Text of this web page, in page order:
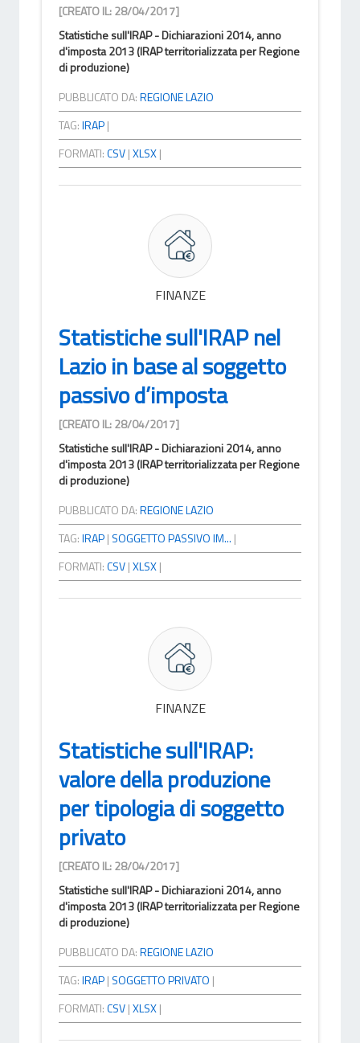
[CREATO IL: 28/04/2017]
Statistiche sull'IRAP - Dichiarazioni 2014, anno
d'imposta 2013 (IRAP territorializzata per Regione
di produzione)
PUBBLICATO DA:REGIONE LAZIO
TAG:IRAP|
FORMATI:CSV|XLSX|
FINANZE
Statistiche sull'IRAP nel
Lazio in base al soggetto
passivo d’imposta
[CREATO IL: 28/04/2017]
Statistiche sull'IRAP - Dichiarazioni 2014, anno
d'imposta 2013 (IRAP territorializzata per Regione
di produzione)
PUBBLICATO DA:REGIONE LAZIO
TAG:IRAP| SOGGETTO PASSIVO IM... |
FORMATI:CSV|XLSX|
FINANZE
Statistiche sull'IRAP:
valore della produzione
per tipologia di soggetto
privato
[CREATO IL: 28/04/2017]
Statistiche sull'IRAP - Dichiarazioni 2014, anno
d'imposta 2013 (IRAP territorializzata per Regione
di produzione)
PUBBLICATO DA:REGIONE LAZIO
TAG:IRAP| SOGGETTO PRIVATO |
FORMATI:CSV|XLSX|